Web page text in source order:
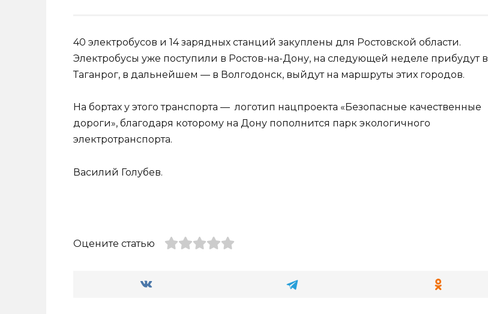
40 электробусов и 14 зарядных станций закуплены для Ростовской области.
Электробусы уже поступили в Ростов-на-Дону, на следующей неделе прибудут в
Таганрог, в дальнейшем — в Волгодонск, выйдут на маршруты этих городов.
На бортах у этого транспорта — логотип нацпроекта «Безопасные качественные
дороги», благодаря которому на Дону пополнится парк экологичного
электротранспорта.
Василий Голубев.
Оцените статью